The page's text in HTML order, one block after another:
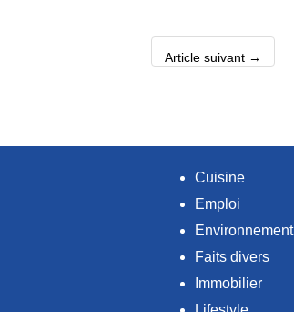
Article suivant →
Cuisine
Emploi
Environnement
Faits divers
Immobilier